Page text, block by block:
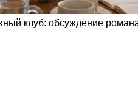
клуб: обсуждение